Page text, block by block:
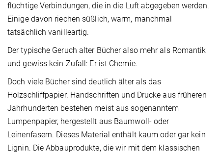
flüchtige Verbindungen, die in die Luft abgegeben werden.
Einige davon riechen süßlich, warm, manchmal
tatsächlich vanilleartig.
Der typische Geruch alter Bücher also mehr als Romantik
und gewiss kein Zufall: Er ist Chemie.
Doch viele Bücher sind deutlich älter als das
Holzschliffpapier. Handschriften und Drucke aus früheren
Jahrhunderten bestehen meist aus sogenanntem
Lumpenpapier, hergestellt aus Baumwoll- oder
Leinenfasern. Dieses Material enthält kaum oder gar kein
Lignin. Die Abbauprodukte, die wir mit dem klassischen